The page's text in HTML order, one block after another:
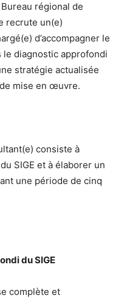
régional de
recrute un(e)
d’accompagner le
le diagnostic approfondi
stratégie actualisée
mise en œuvre.
consiste à
SIGE et à élaborer un
une période de cinq
du SIGE
complète et